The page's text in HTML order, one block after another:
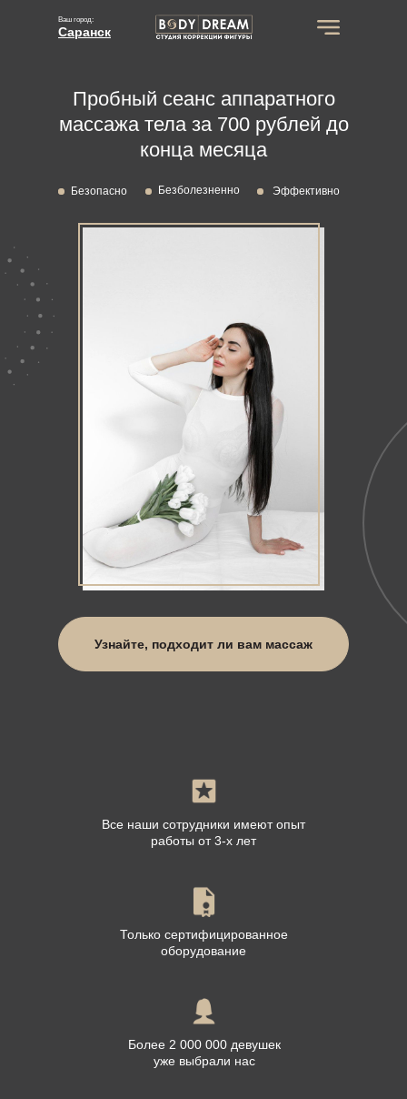
Ваш город:
Саранск
Пробный сеанс аппаратного
массажа тела за 700 рублей до
конца месяца
Безопасно Безболезненно Эффективно
Узнайте, подходит ли вам массаж
Все наши сотрудники имеют опыт
работы от 3-х лет
Только сертифицированное
оборудование
Более 2 000 000 девушек
уже выбрали нас